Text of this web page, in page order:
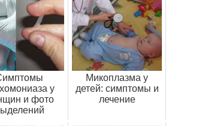
у
и фото
Микоплазма у
детей: симптомы и
лечение